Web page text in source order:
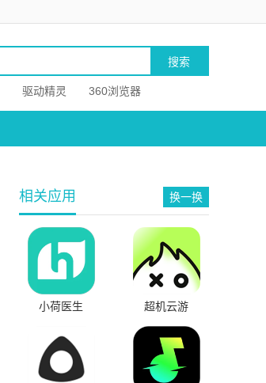
驱动精灵 360浏览器
相关应用 换一换
小荷医生 超机云游